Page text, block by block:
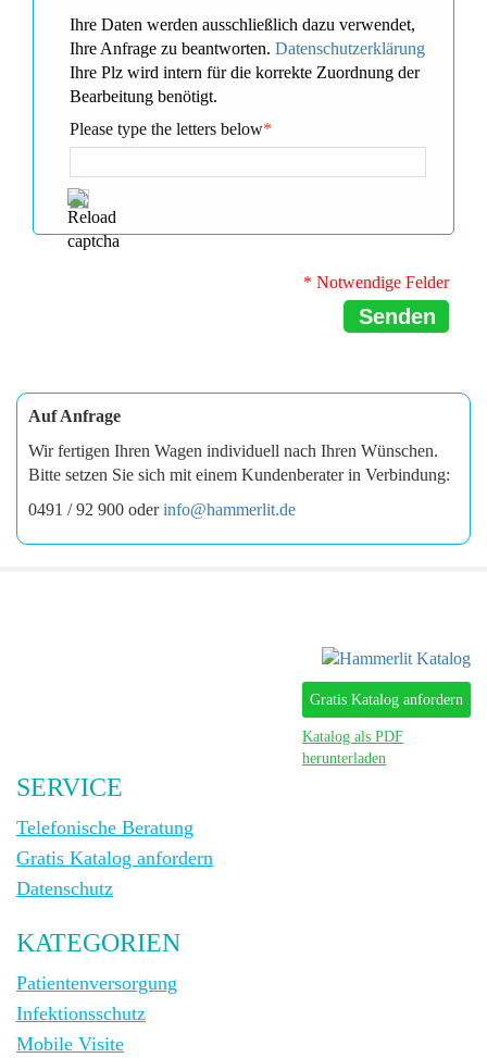
Ihre Daten werden ausschließlich dazu verwendet,
Ihre Anfrage zu beantworten. Datenschutzerklärung
Ihre Plz wird intern für die korrekte Zuordnung der
Bearbeitung benötigt.
*
Please type the letters below
* Notwendige Felder
Senden
Auf Anfrage
Wir fertigen Ihren Wagen individuell nach Ihren Wünschen.
Bitte setzen Sie sich mit einem Kundenberater in Verbindung:
0491 / 92 900 oderinfo@hammerlit.de
Gratis Katalog anfordern
Katalog als PDF
herunterladen
SERVICE
Telefonische Beratung
Gratis Katalog anfordern
Datenschutz
KATEGORIEN
Patientenversorgung
Infektionsschutz
Mobile Visite